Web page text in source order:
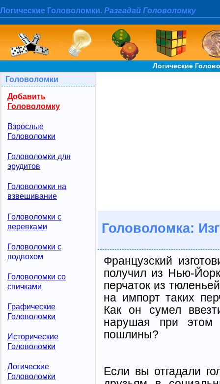
Логические Головоломки. Разгадай Головоломку
Логические
Головоломки
Добавить
Головоломку
Взрослые
Головоломки
Головоломки для
эрудитов
Головоломки на
взвешивание
Головоломки с
веревками
Головоломки с
подвохом
Головоломки со
спичками
Графические
Головоломки
Исторические
Головоломки
Логические
Головоломки
Головоломка:
Французский
получил из Нью-
перчаток из
на импорт таких
Как он сумел
нарушая при
пошлины?
Если вы отгадали